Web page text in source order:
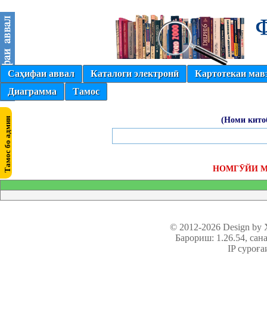
Саҳифаи аввал Каталоги электронӣ
Картотекаи
Диаграмма
Тамос
(Номи
НОМГӮЙИ
© 2012-2026 Design
Барориш: 1.26.54,
IP